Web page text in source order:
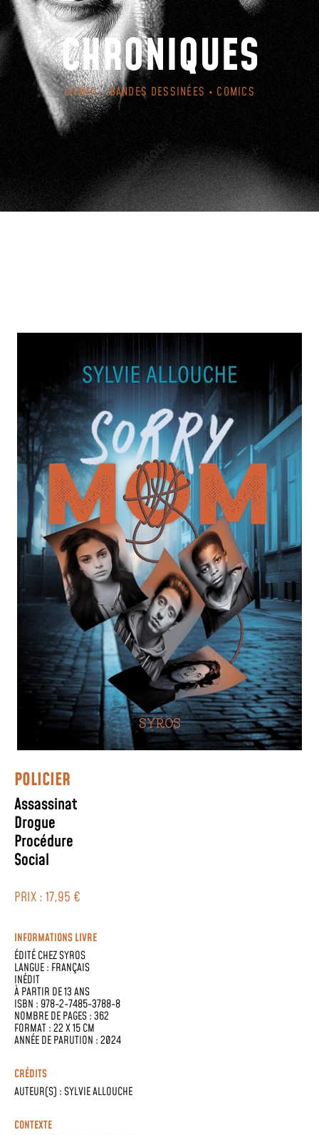
CHRONIQUES
LIVRES • BANDES DESSINÉES • COMICS
POLICIER
Assassinat
Drogue
Procédure
Social
PRIX : 17,95 €
INFORMATIONS LIVRE
ÉDITÉ CHEZSYROS
LANGUE : FRANÇAIS
INÉDIT
À PARTIR DE 13 ANS
ISBN : 978-2-7485-3788-8
NOMBRE DE PAGES : 362
FORMAT : 22 X 15 CM
ANNÉE DE PARUTION : 2024
CRÉDITS
AUTEUR(S) :SYLVIE ALLOUCHE
CONTEXTE